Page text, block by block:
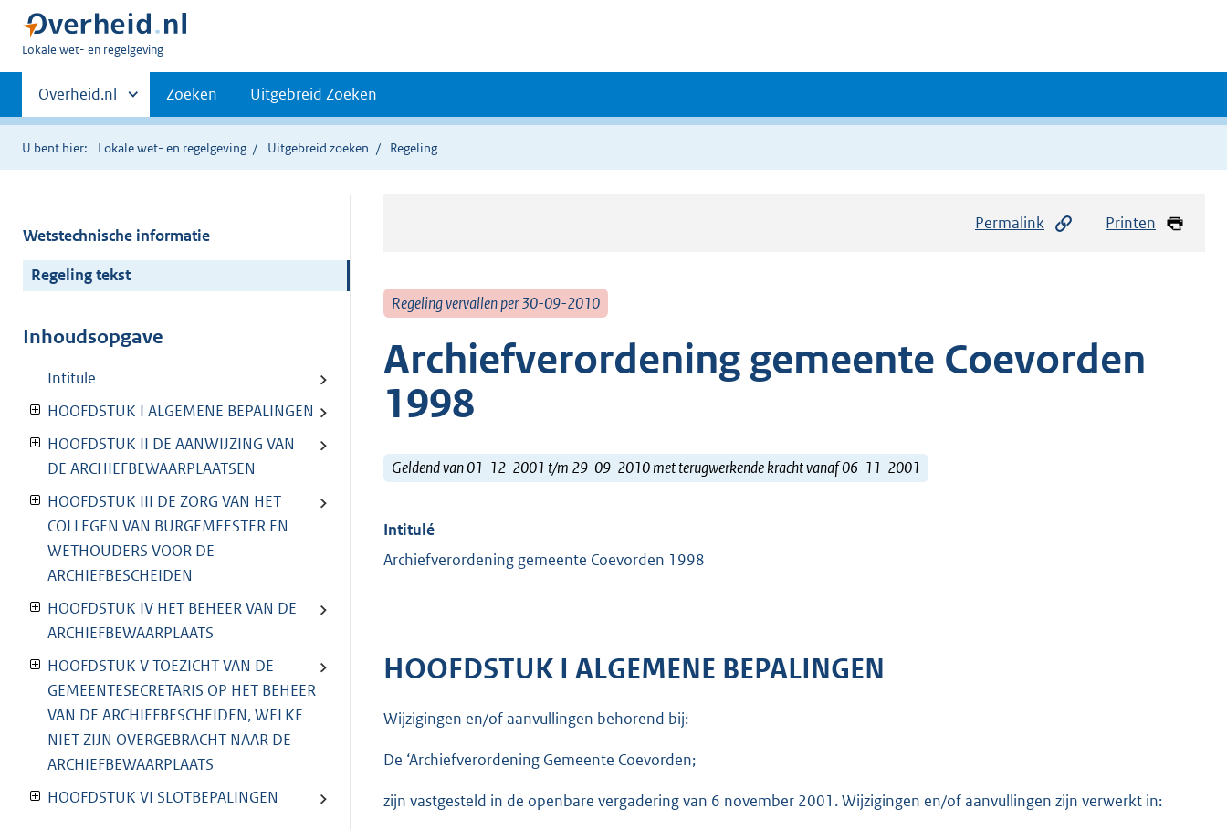
U
hier:
Lokale wet- en regelgeving
Primaire
navigatie
Andere
sites
binnen
Overheid.nl Zoeken Uitgebreid Zoeken
U bent hier: Lokale wet- en regelgeving Uitgebreid zoeken Regeling
Wetstechnische informatie
Regeling tekst
Inhoudsopgave
Intitule
HOOFDSTUK I ALGEMENE BEPALINGEN
HOOFDSTUK II DE AANWIJZING VAN
DE ARCHIEFBEWAARPLAATSEN
HOOFDSTUK III DE ZORG VAN HET
COLLEGEN VAN BURGEMEESTER EN
WETHOUDERS VOOR DE
ARCHIEFBESCHEIDEN
HOOFDSTUK IV HET BEHEER VAN DE
ARCHIEFBEWAARPLAATS
HOOFDSTUK V TOEZICHT VAN DE
GEMEENTESECRETARIS OP HET BEHEER
VAN DE ARCHIEFBESCHEIDEN, WELKE
NIET ZIJN OVERGEBRACHT NAAR DE
ARCHIEFBEWAARPLAATS
HOOFDSTUK VI SLOTBEPALINGEN
Permalink Printen
Regeling vervallen per 30-09-2010
Archiefverordening gemeente Coevorden
1998
Geldend van 01-12-2001 t/m 29-09-2010 met terugwerkende kracht vanaf 06-11-2001
Intitulé
Archiefverordening gemeente Coevorden 1998
HOOFDSTUK I ALGEMENE BEPALINGEN
Wijzigingen en/of aanvullingen behorend bij:
De ‘Archiefverordening Gemeente Coevorden;
zijn vastgesteld in de openbare vergadering van 6 november 2001. Wijzigingen en/of aanvullingen zijn verwerkt in: